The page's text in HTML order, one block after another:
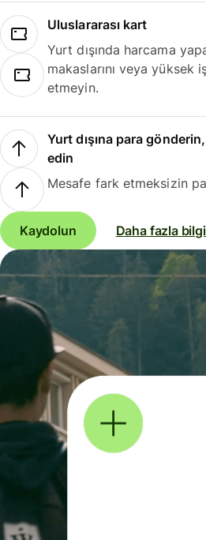
Uluslararası kart
Yurt dışında harcama
makaslarını veya yüksek
etmeyin.
Yurt dışına para
edin
Mesafe fark etmeksizin
Kaydolun Daha fazla